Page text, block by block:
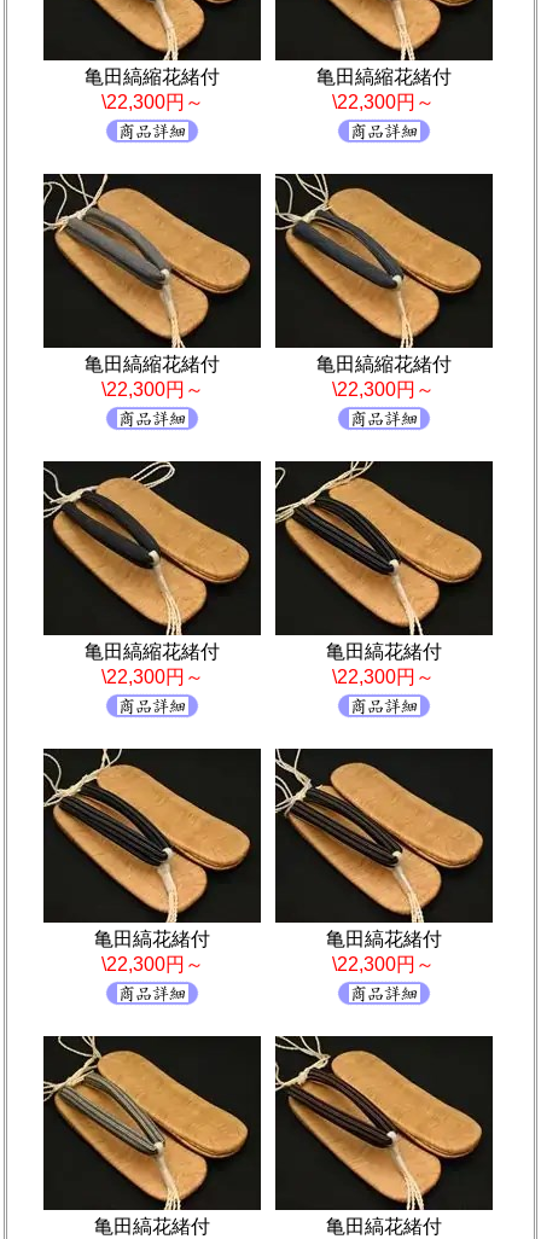
亀田縞縮花緒付
\22,300円～
亀田縞縮花緒付
\22,300円～
亀田縞縮花緒付
\22,300円～
亀田縞縮花緒付
\22,300円～
亀田縞縮花緒付
\22,300円～
亀田縞花緒付
\22,300円～
亀田縞花緒付
\22,300円～
亀田縞花緒付
\22,300円～
亀田縞花緒付 亀田縞花緒付